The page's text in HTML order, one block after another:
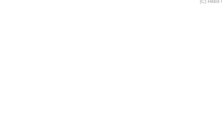
(C) HitBit